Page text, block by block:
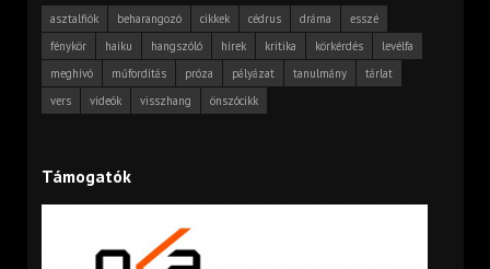
asztalfiók beharangozó cikkek cédrus dráma
esszé
fénykör
haiku hangszóló hírek kritika körkérdés
levélfa
meghívó
műfordítás próza pályázat tanulmány
tárlat
vers
videók visszhang önszócikk
Támogatók